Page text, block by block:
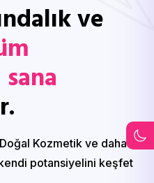
ve
sana
Kozmetik ve daha
potansiyelini keşfet